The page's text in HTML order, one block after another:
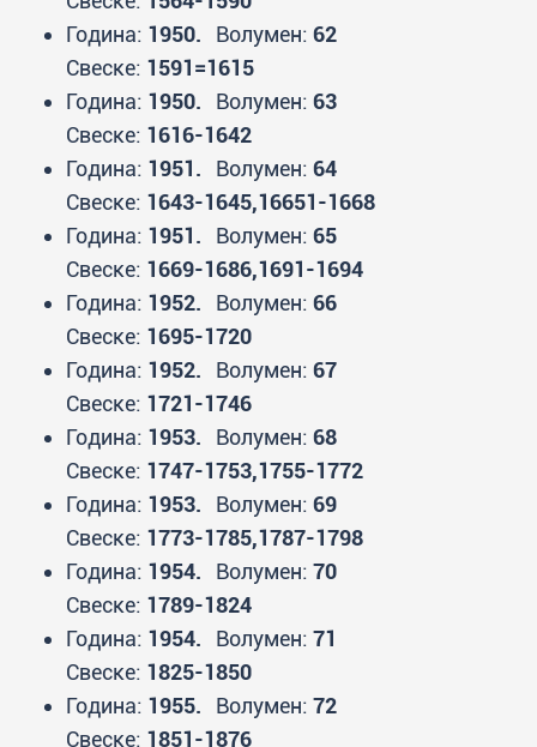
Година: 1950. Волумен: 62
Свеске: 1591=1615
Година: 1950. Волумен: 63
Свеске: 1616-1642
Година: 1951. Волумен: 64
Свеске: 1643-1645,16651-1668
Година: 1951. Волумен: 65
Свеске: 1669-1686,1691-1694
Година: 1952. Волумен: 66
Свеске: 1695-1720
Година: 1952. Волумен: 67
Свеске: 1721-1746
Година: 1953. Волумен: 68
Свеске: 1747-1753,1755-1772
Година: 1953. Волумен: 69
Свеске: 1773-1785,1787-1798
Година: 1954. Волумен: 70
Свеске: 1789-1824
Година: 1954. Волумен: 71
Свеске: 1825-1850
Година: 1955. Волумен: 72
Свеске: 1851-1876